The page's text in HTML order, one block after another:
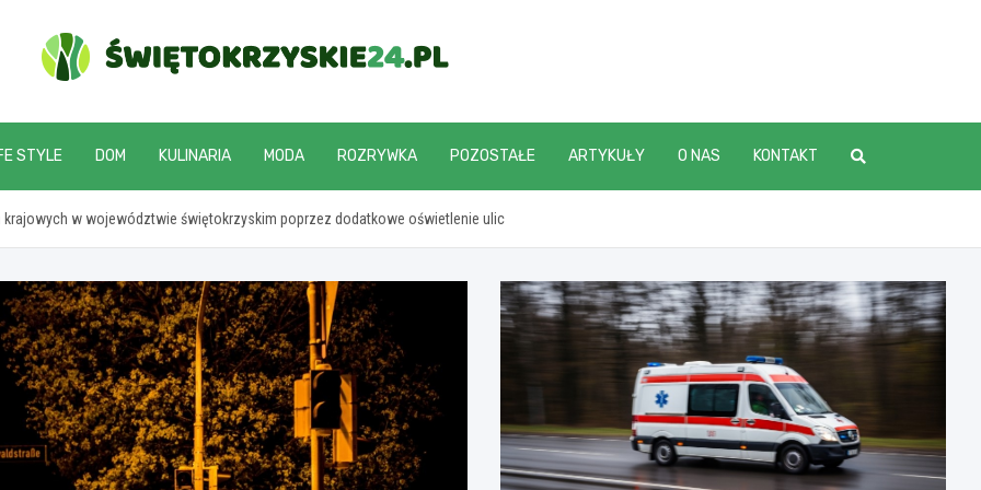
swietokrzyskie24.pl
STYLE DOM KULINARIA MODA ROZRYWKA POZOSTAŁE ARTYKUŁY O NAS KONTAKT
w województwie świętokrzyskim poprzez dodatkowe oświetlenie ulic